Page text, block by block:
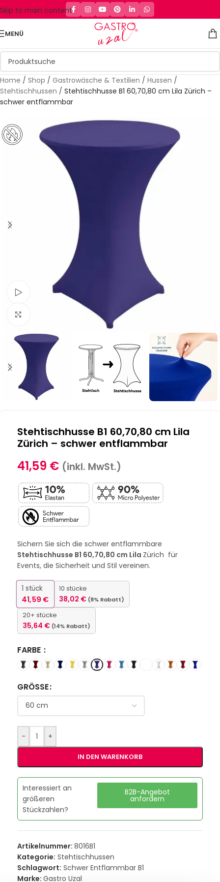
Skip to main content
MENÜ
Home / Shop / Gastrowäsche & Textilien / Hussen /
Stehtischhussen / Stehtischhusse B1 60,70,80 cm Lila Zürich –
schwer entflammbar
Schau Video
Klick zum Vergrößern
Stehtischhusse B1 60,70,80 cm Lila
Zürich – schwer entflammbar
41,59 € (inkl. MwSt.)
Sichern Sie sich die schwer entflammbare
Stehtischhusse B1 60,70,80 cm Lila Zürich für
Events, die Sicherheit und Stil vereinen.
1 stück
41,59€
10 stücke
38,02 € (8% Rabatt)
20+ stücke
35,64 € (14% Rabatt)
FARBE
GRÖSSE
- +
IN DEN WARENKORB
Interessiert an
größeren
Stückzahlen?
B2B-Angebot
anfordern
Artikelnummer: 8016B1
Kategorie: Stehtischhussen
Schlagwort: Schwer Entflammbar B1
Marke: Gastro Uzal